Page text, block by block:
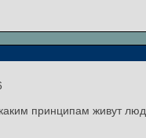
принципам живут